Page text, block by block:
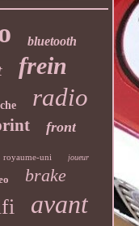
bluetooth
frein
radio
front
royaume-uni joueur
brake
avant